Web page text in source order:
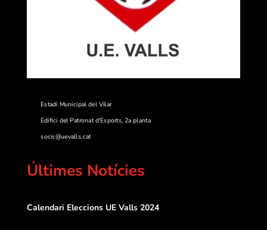
Estadi Municipal del Vilar
Edifici del Patronat d'Esports, 2a planta
socis@uevalls.cat
Últimes Notícies
Calendari Eleccions UE Valls 2024